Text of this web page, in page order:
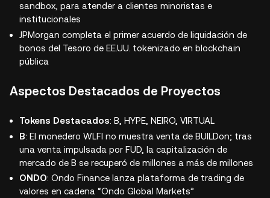
sandbox, para atender a clientes minoristas e
institucionales
JPMorgan completa el primer acuerdo de liquidación de
bonos del Tesoro de EE.UU. tokenizado en blockchain
pública
Aspectos Destacados de Proyectos
Tokens Destacados: B, HYPE, NEIRO, VIRTUAL
B: El monedero WLFI no muestra venta de BUILDon; tras
una venta impulsada por FUD, la capitalización de
mercado de B se recuperó de millones a más de millones
ONDO: Ondo Finance lanza plataforma de trading de
valores en cadena “Ondo Global Markets”